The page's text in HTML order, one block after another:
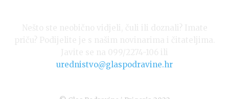
urednistvo@glaspodravine.hr